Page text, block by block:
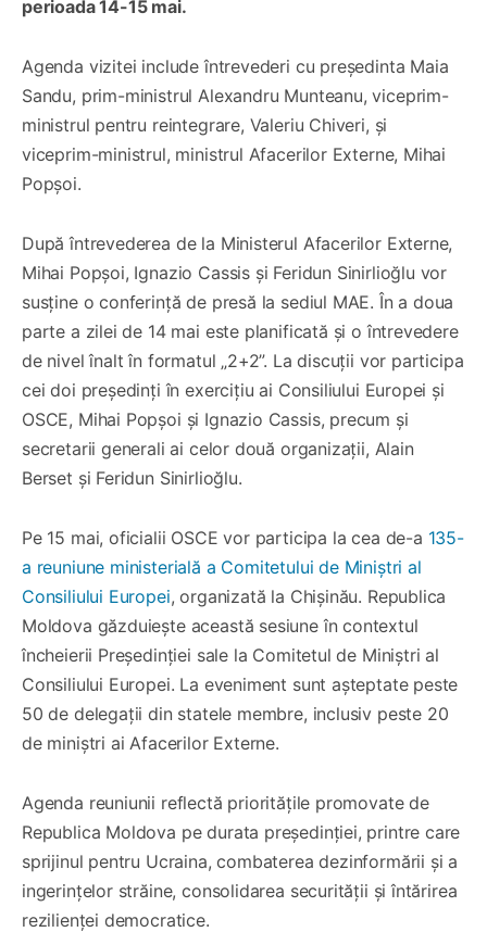
perioada 14-15 mai.
Agenda vizitei include întrevederi cu președinta Maia
Sandu, prim-ministrul Alexandru Munteanu, viceprim-
ministrul pentru reintegrare, Valeriu Chiveri, și
viceprim-ministrul, ministrul Afacerilor Externe, Mihai
Popșoi.
După întrevederea de la Ministerul Afacerilor Externe,
Mihai Popșoi, Ignazio Cassis și Feridun Sinirlioğlu vor
susține o conferință de presă la sediul MAE. În a doua
parte a zilei de 14 mai este planificată și o întrevedere
de nivel înalt în formatul „2+2”. La discuții vor participa
cei doi președinți în exercițiu ai Consiliului Europei și
OSCE, Mihai Popșoi și Ignazio Cassis, precum și
secretarii generali ai celor două organizații, Alain
Berset și Feridun Sinirlioğlu.
Pe 15 mai, oficialii OSCE vor participa la cea de-a 135-
a reuniune ministerială a Comitetului de Miniștri al
Consiliului Europei, organizată la Chișinău. Republica
Moldova găzduiește această sesiune în contextul
încheierii Președinției sale la Comitetul de Miniștri al
Consiliului Europei. La eveniment sunt așteptate peste
50 de delegații din statele membre, inclusiv peste 20
de miniștri ai Afacerilor Externe.
Agenda reuniunii reflectă prioritățile promovate de
Republica Moldova pe durata președinției, printre care
sprijinul pentru Ucraina, combaterea dezinformării și a
ingerințelor străine, consolidarea securității și întărirea
rezilienței democratice.